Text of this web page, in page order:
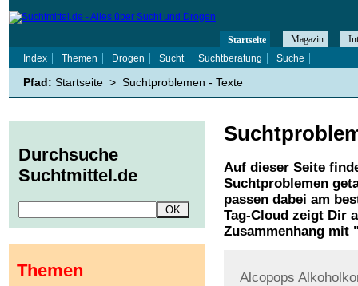
Auf dieser Seite
Suchtproblemen
passen dabei am
Tag-Cloud zeigt Dir
Zusammenhang mit
Alcopops
Startseite Magazin
Index
Themen Drogen Sucht Suchtberatung Suche
Pfad: Startseite > Suchtproblemen - Texte
Durchsuche
Suchtmittel.de
Themen